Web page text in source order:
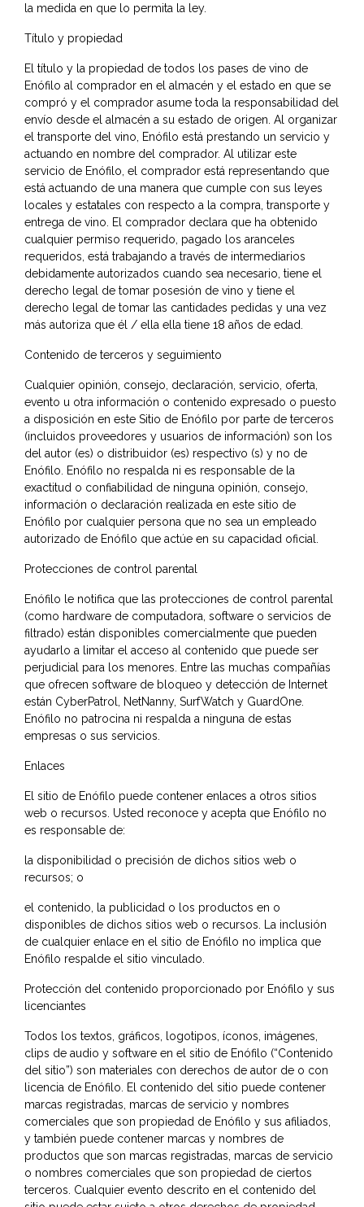
la medida en que lo permita la ley.
Título y propiedad
El título y la propiedad de todos los pases de vino de
Enófilo al comprador en el almacén y el estado en que se
compró y el comprador asume toda la responsabilidad del
envío desde el almacén a su estado de origen. Al organizar
el transporte del vino, Enófilo está prestando un servicio y
actuando en nombre del comprador. Al utilizar este
servicio de Enófilo, el comprador está representando que
está actuando de una manera que cumple con sus leyes
locales y estatales con respecto a la compra, transporte y
entrega de vino. El comprador declara que ha obtenido
cualquier permiso requerido, pagado los aranceles
requeridos, está trabajando a través de intermediarios
debidamente autorizados cuando sea necesario, tiene el
derecho legal de tomar posesión de vino y tiene el
derecho legal de tomar las cantidades pedidas y una vez
más autoriza que él / ella ella tiene 18 años de edad.
Contenido de terceros y seguimiento
Cualquier opinión, consejo, declaración, servicio, oferta,
evento u otra información o contenido expresado o puesto
a disposición en este Sitio de Enófilo por parte de terceros
(incluidos proveedores y usuarios de información) son los
del autor (es) o distribuidor (es) respectivo (s) y no de
Enófilo. Enófilo no respalda ni es responsable de la
exactitud o confiabilidad de ninguna opinión, consejo,
información o declaración realizada en este sitio de
Enófilo por cualquier persona que no sea un empleado
autorizado de Enófilo que actúe en su capacidad oficial.
Protecciones de control parental
Enófilo le notifica que las protecciones de control parental
(como hardware de computadora, software o servicios de
filtrado) están disponibles comercialmente que pueden
ayudarlo a limitar el acceso al contenido que puede ser
perjudicial para los menores. Entre las muchas compañías
que ofrecen software de bloqueo y detección de Internet
están CyberPatrol, NetNanny, SurfWatch y GuardOne.
Enófilo no patrocina ni respalda a ninguna de estas
empresas o sus servicios.
Enlaces
El sitio de Enófilo puede contener enlaces a otros sitios
web o recursos. Usted reconoce y acepta que Enófilo no
es responsable de:
la disponibilidad o precisión de dichos sitios web o
recursos; o
el contenido, la publicidad o los productos en o
disponibles de dichos sitios web o recursos. La inclusión
de cualquier enlace en el sitio de Enófilo no implica que
Enófilo respalde el sitio vinculado.
Protección del contenido proporcionado por Enófilo y sus
licenciantes
Todos los textos, gráficos, logotipos, íconos, imágenes,
clips de audio y software en el sitio de Enófilo (“Contenido
del sitio”) son materiales con derechos de autor de o con
licencia de Enófilo. El contenido del sitio puede contener
marcas registradas, marcas de servicio y nombres
comerciales que son propiedad de Enófilo y sus afiliados,
y también puede contener marcas y nombres de
productos que son marcas registradas, marcas de servicio
o nombres comerciales que son propiedad de ciertos
terceros. Cualquier evento descrito en el contenido del